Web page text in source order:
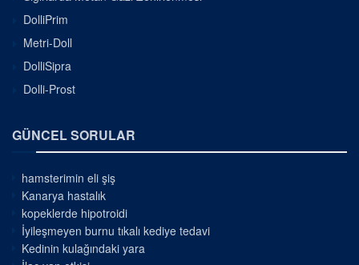
DolliPrim
Metri-Doll
DolliSipra
Dolli-Prost
GÜNCEL SORULAR
hamsterimin eli şiş
Kanarya hastalık
kopeklerde hipotroidi
İyileşmeyen burnu tıkalı kediye tedavi
Kedinin kulağındaki yara